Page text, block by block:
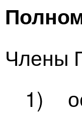
Члены
1)